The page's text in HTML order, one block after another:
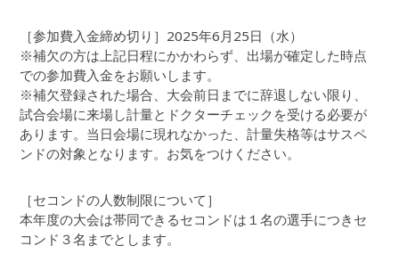
［参加費入金締め切り］2025年6月25日（水）
※補欠の方は上記日程にかかわらず、出場が確定した時点
での参加費入金をお願いします。
※補欠登録された場合、大会前日までに辞退しない限り、
試合会場に来場し計量とドクターチェックを受ける必要が
あります。当日会場に現れなかった、計量失格等はサスペ
ンドの対象となります。お気をつけください。
［セコンドの人数制限について］
本年度の大会は帯同できるセコンドは１名の選手につきセ
コンド３名までとします。